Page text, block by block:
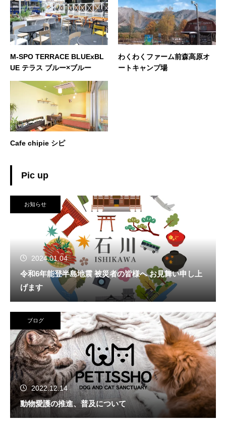
M-SPO TERRACE BLUExBL
UE テラス ブルー×ブルー
わくわくファーム前森高原オ
ートキャンプ場
Cafe chipie シピ
Pic up
お知らせ
2024.01.04
令和6年能登半島地震 被災者の皆様へ お見舞い申し上
げます
ブログ
2022.12.14
動物愛護の推進、普及について